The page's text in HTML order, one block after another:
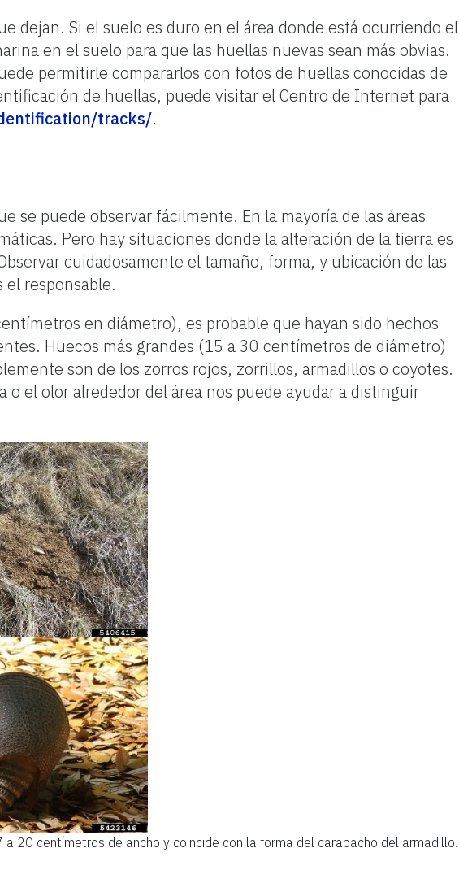
dejan. Si el suelo es duro en el área donde está ocurriendo el
en el suelo para que las huellas nuevas sean más obvias.
permitirle compararlos con fotos de huellas conocidas de
de huellas, puede visitar el Centro de Internet para
tracks/.
se puede observar fácilmente. En la mayoría de las áreas
Pero hay situaciones donde la alteración de la tierra es
cuidadosamente el tamaño, forma, y ubicación de las
responsable.
en diámetro), es probable que hayan sido hechos
Huecos más grandes (15 a 30 centímetros de diámetro)
son de los zorros rojos, zorrillos, armadillos o coyotes.
el olor alrededor del área nos puede ayudar a distinguir
20 centímetros de ancho y coincide con la forma del carapacho del armadillo.